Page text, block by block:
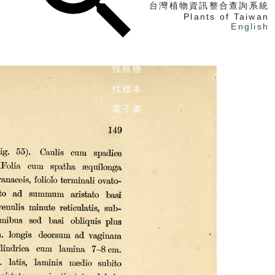
台灣植物資訊整合查詢系統
Plants of Taiwan
English
找植物
找標本
電子書